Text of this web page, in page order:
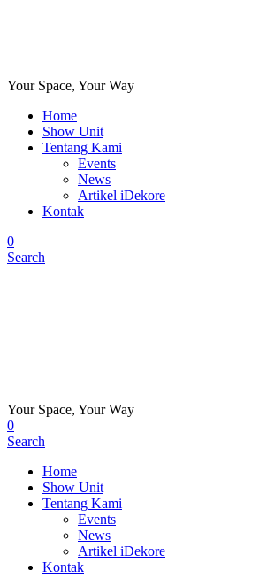
Your Space, Your Way
Home
Show Unit
Tentang Kami
Events
News
Artikel iDekore
Kontak
0
Search
Your Space, Your Way
0
Search
Home
Show Unit
Tentang Kami
Events
News
Artikel iDekore
Kontak